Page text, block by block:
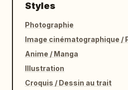
Styles
Photographie
Anime / Manga
Illustration
Croquis / Dessin au trait